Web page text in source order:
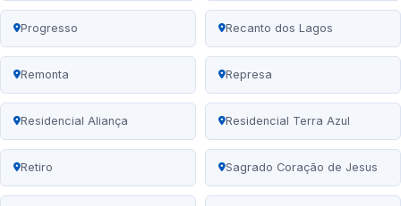
Progresso Recanto dos Lagos
Remonta Represa
Residencial Aliança Residencial Terra Azul
Retiro Sagrado Coração de Jesus